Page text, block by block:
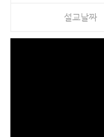
설교날짜